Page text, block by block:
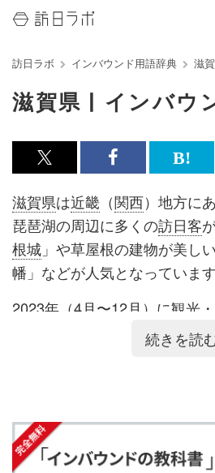
訪日ラボ インバウンド用語辞典 滋
滋賀県 | インバウ
x<br>
で
記
事
を
ェ
で
記
事
を
ェ
は
て
な
ブ
ッ
マ
ー
追
加
滋賀県は近畿 （関西）地方に
琵琶湖の周辺に多くの訪日客
根城 」や草屋根の建物が美し
幡」などが人気となっています
2023年（4月〜12月）に観光
を訪れた外国人は12.1万人
たりの消費単価は3.2万円、外
ン・オフラインを組み合わせ
います。また、訪日外国人客
続きを読